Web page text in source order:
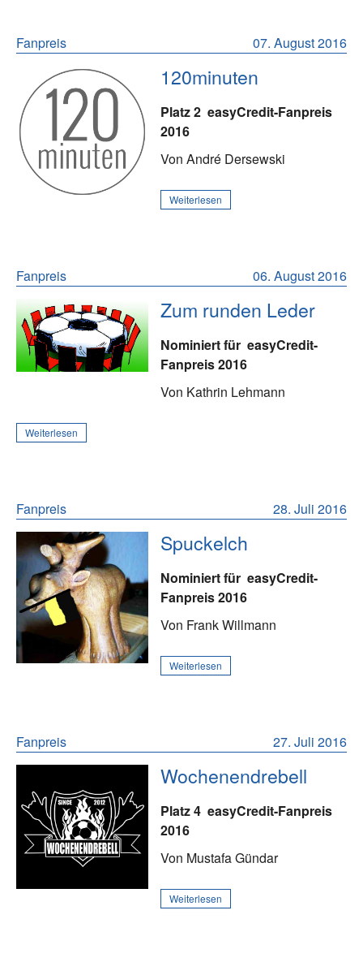
07. August 2016
Fanpreis
120minuten
Platz 2 easyCredit-Fanpreis
2016
Von André Dersewski
Weiterlesen
06. August 2016
Fanpreis
Zum runden Leder
Nominiert für easyCredit-
Fanpreis 2016
Von Kathrin Lehmann
Weiterlesen
28. Juli 2016
Fanpreis
Spuckelch
Nominiert für easyCredit-
Fanpreis 2016
Von Frank Willmann
Weiterlesen
27. Juli 2016
Fanpreis
Wochenendrebell
Platz 4 easyCredit-Fanpreis
2016
Von Mustafa Gündar
Weiterlesen